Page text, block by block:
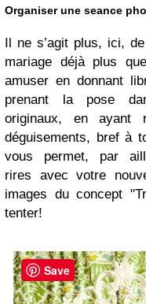
Organiser une seance
Il ne s’agit plus, ici,
mariage déjà plus
amuser en donnant
prenant la pose
originaux, en
déguisements, bref à
vous permet, par
rires avec votre
images du concept
tenter!
Save